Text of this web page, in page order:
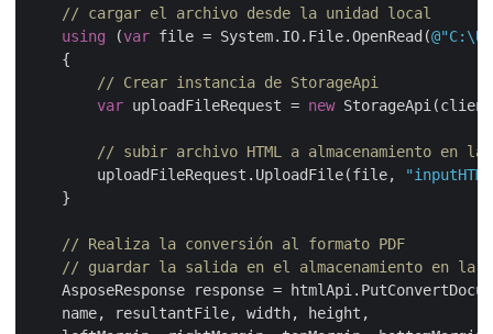
// cargar el archivo desde la unidad local
using (var file = System.IO.File.OpenRead(
    {
// Crear instancia de StorageApi
var uploadFileRequest = new
// subir archivo HTML a almacenamiento en la
        uploadFileRequest.UploadFile(file,
    }
// Realiza la conversión al formato PDF
// guardar la salida en el almacenamiento en la
AsposeResponse response =
    name, resultantFile, width, height,